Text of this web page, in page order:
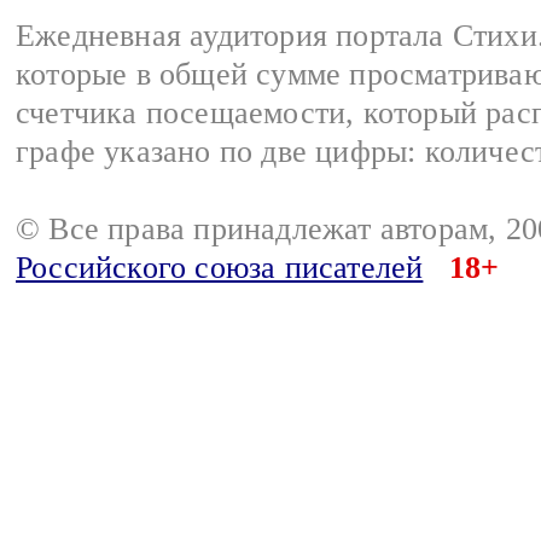
Ежедневная аудитория портала
которые в общей сумме
счетчика посещаемости, который
графе указано по две цифры:
© Все права принадлежат авторам,
Российского союза писателей
18+